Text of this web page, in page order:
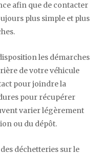
afin que de contacter
plus simple et plus
les démarches
de votre véhicule
pour joindre la
pour récupérer
varier légèrement
ou du dépôt.
déchetteries sur le